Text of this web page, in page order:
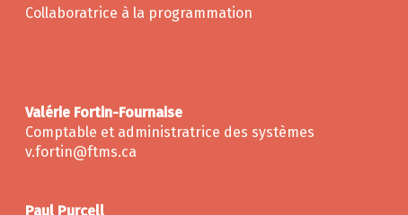
Collaboratrice à la programmation
Valérie Fortin-Fournaise
Comptable et administratrice des systèmes
v.fortin@ftms.ca
Paul Purcell